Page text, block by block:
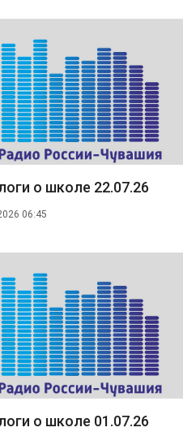
о школе 22.07.26
06:45
о школе 01.07.26